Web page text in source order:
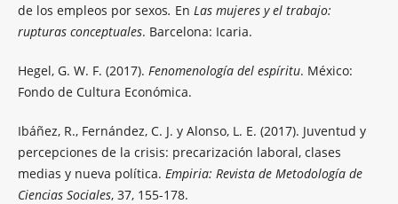
de los empleos por sexos. En Las mujeres y el trabajo:
rupturas conceptuales. Barcelona: Icaria.
Hegel, G. W. F. (2017). Fenomenología del espíritu. México:
Fondo de Cultura Económica.
Ibáñez, R., Fernández, C. J. y Alonso, L. E. (2017). Juventud y
percepciones de la crisis: precarización laboral, clases
medias y nueva política. Empiria: Revista de Metodología de
Ciencias Sociales, 37, 155-178.